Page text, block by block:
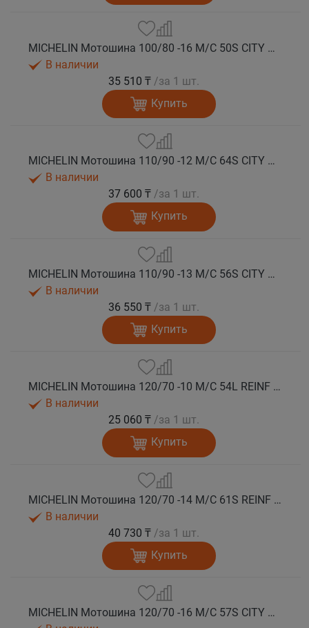
MICHELIN Мотошина 100/80 -16 M/C 50S CITY GRIP 2 TL F/R
В наличии
35 510 ₸ /за 1 шт.
Купить
MICHELIN Мотошина 110/90 -12 M/C 64S CITY GRIP 2 F/R TL
В наличии
37 600 ₸ /за 1 шт.
Купить
MICHELIN Мотошина 110/90 -13 M/C 56S CITY GRIP 2 F TL
В наличии
36 550 ₸ /за 1 шт.
Купить
MICHELIN Мотошина 120/70 -10 M/C 54L REINF CITY GRIP 2 R TL
В наличии
25 060 ₸ /за 1 шт.
Купить
MICHELIN Мотошина 120/70 -14 M/C 61S REINF CITY GRIP 2 F/R TL
В наличии
40 730 ₸ /за 1 шт.
Купить
MICHELIN Мотошина 120/70 -16 M/C 57S CITY GRIP 2 F TL